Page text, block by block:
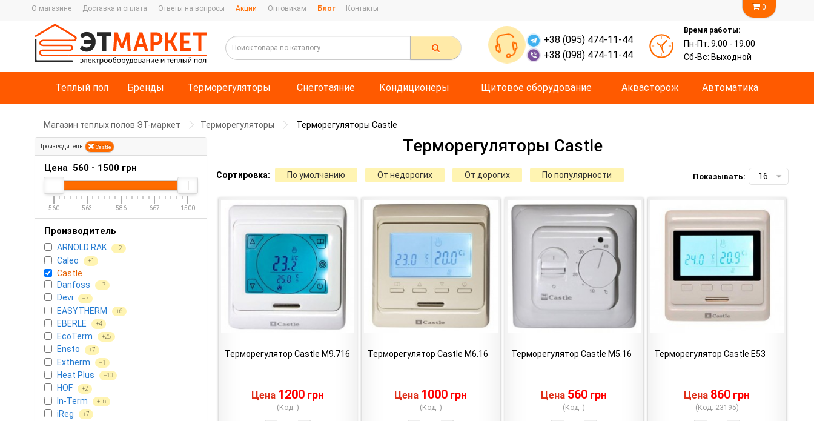
0
О магазине Доставка и оплата Ответы на вопросы Акции Оптовикам Блог Контакты
+38 (095) 474-11-44
+38 (098) 474-11-44
Время работы:
Пн-Пт: 9:00 - 19:00
Сб-Вс: Выходной
Теплый пол Бренды Терморегуляторы Снеготаяние Кондиционеры Щитовое оборудование Аквасторож Автоматика
Магазин теплых полов ЭТ-маркет Терморегуляторы Терморегуляторы Castle
Производитель: Castle
Цена 560 - 1500 грн
560 563 586 667 1500
Производитель
ARNOLD RAK +2
Caleo +1
Castle
Danfoss
+7
Devi +7
EASYTHERM +6
EBERLE +4
EcoTerm +25
Ensto +7
Extherm +1
Heat Plus +10
HOF +2
In-Term +16
iReg +7
Терморегуляторы Castle
Показывать:
Сортировка: По умолчанию От недорогих От дорогих По популярности
Терморегулятор Castle M9.716
Цена 1200 грн
(Код: )
Терморегулятор Castle M6.16
Цена 1000 грн
(Код: )
Терморегулятор Castle M5.16
Цена 560 грн
(Код: )
Терморегулятор Castle E53
Цена 860 грн
(Код: 23195)